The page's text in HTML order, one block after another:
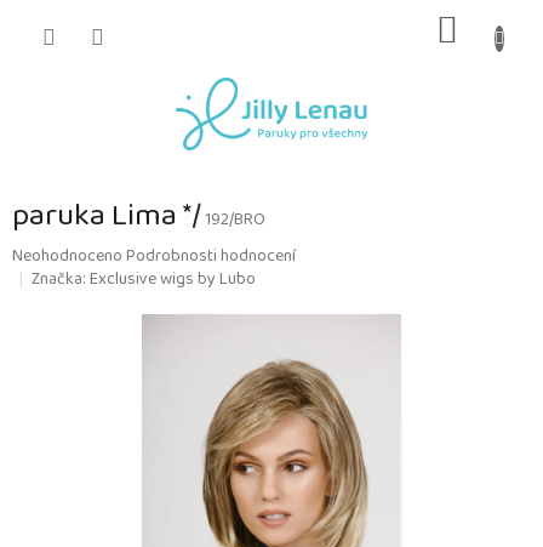
KOŠÍK
paruka Lima */192/BRO
Průměrné
hodnocení
NeohodnocenoPodrobnosti hodnocení
Značka:Exclusive wigs by Lubo